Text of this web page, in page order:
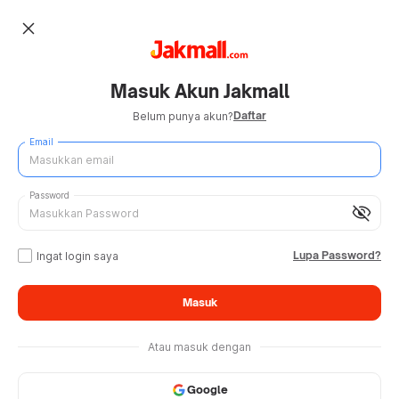
close
Masuk Akun Jakmall
Belum punya akun?Daftar
Email
visibility_off
Password
Ingat login saya Lupa Password?
Masuk
Atau masuk dengan
Google